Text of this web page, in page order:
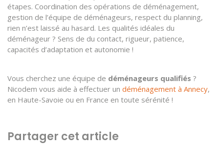
étapes. Coordination des opérations de déménagement,
gestion de l’équipe de déménageurs, respect du planning,
rien n’est laissé au hasard. Les qualités idéales du
déménageur ? Sens de du contact, rigueur, patience,
capacités d’adaptation et autonomie !
Vous cherchez une équipe de déménageurs qualifiés ?
Nicodem vous aide à effectuer un déménagement à Annecy,
en Haute-Savoie ou en France en toute sérénité !
Partager cet article